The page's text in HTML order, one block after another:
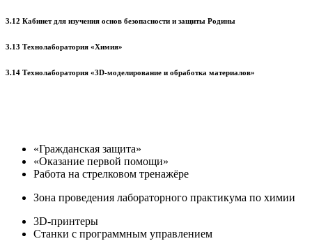
3.12 Кабинет для изучения основ безопасности и защиты Родины
3.13 Технолаборатория «Химия»
3.14 Технолаборатория «3D-моделирование и обработка материалов»
«Гражданская защита»
«Оказание первой помощи»
Работа на стрелковом тренажёре
Зона проведения лабораторного практикума по химии
3D-принтеры
Станки с программным управлением